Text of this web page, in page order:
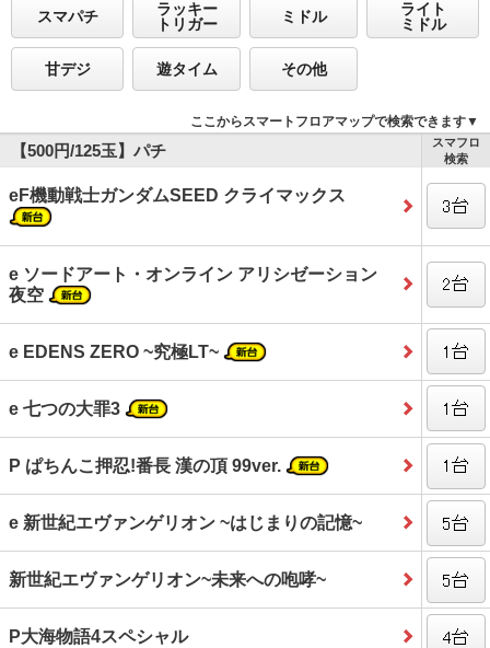
スマパチ
ラッキー
トリガー
ミドル
ライト
ミドル
甘デジ 遊タイム その他
ここからスマートフロアマップで検索できます▼
【500円/125玉】パチ
スマフロ
検索
eF機動戦士ガンダムSEED クライマックス
e ソードアート・オンライン アリシゼーション
夜空
e EDENS ZERO ~究極LT~
e 七つの大罪3
P ぱちんこ押忍!番長 漢の頂 99ver.
e 新世紀エヴァンゲリオン ~はじまりの記憶~
新世紀エヴァンゲリオン~未来への咆哮~
P大海物語4スペシャル